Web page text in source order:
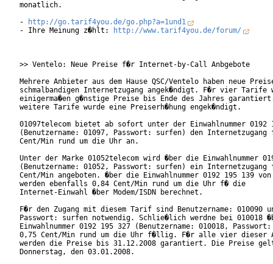
monatlich.
-
http://go.tarif4you.de/go.php?a=1und1
- Ihre Meinung z�hlt:
http://www.tarif4you.de/forum/
>> Ventelo: Neue Preise f�r Internet-by-Call Anbgebote
Mehrere Anbieter aus dem Hause QSC/Ventelo haben neue
schmalbandigen Internetzugang angek�ndigt. F�r vier Tarife
einigerma�en g�nstige Preise bis Ende des Jahres
weitere Tarife wurde eine Preiserh�hung engek�ndigt.
01097telecom bietet ab sofort unter der Einwahlnummer 0192
(Benutzername: 01097, Passwort: surfen) den
Cent/Min rund um die Uhr an.
Unter der Marke 01052telecom wird �ber die Einwahlnummer
(Benutzername: 01052, Passwort: surfen) ein
Cent/Min angeboten. �ber die Einwahlnummer 0192 195 139 von
werden ebenfalls 0,84 Cent/Min rund um die Uhr f� die
Internet-Einwahl �ber Modem/ISDN berechnet.
F�r den Zugang mit diesem Tarif sind Benutzername: 010090
Passwort: surfen notwendig. Schlie�lich werdne bei 010018
Einwahlnummer 0192 195 327 (Benutzername: 010018,
0,75 Cent/Min rund um die Uhr f�llig. F�r alle vier dieser
werden die Preise bis 31.12.2008 garantiert. Die Preise
Donnerstag, den 03.01.2008.